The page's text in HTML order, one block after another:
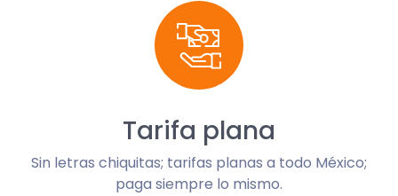
Tarifa plana
Sin letras chiquitas; tarifas planas a todo México;
paga siempre lo mismo.